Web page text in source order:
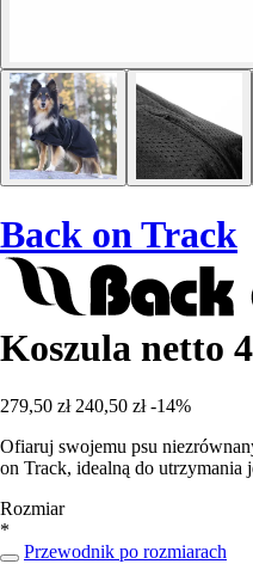
Back on Track
Koszula netto
279,50 zł 240,50 zł -14%
Ofiaruj swojemu psu
on Track, idealną do utrzymania
Rozmiar
*
Przewodnik po rozmiarach